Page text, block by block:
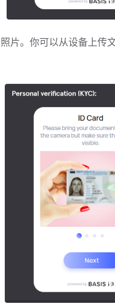
片。你可以从设备上传